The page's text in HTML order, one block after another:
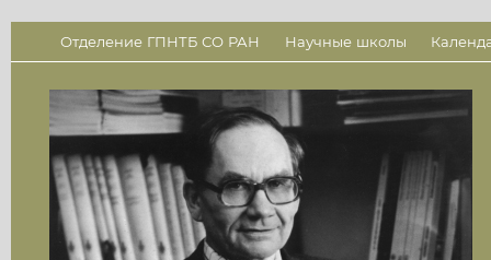
Отделение ГПНТБ СО РАН Научные школы